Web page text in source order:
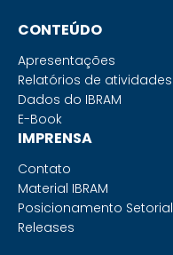
CONTEÚDO
Apresentações
Relatórios de atividades
Dados do IBRAM
E-Book
IMPRENSA
Contato
Material IBRAM
Posicionamento Setorial
Releases